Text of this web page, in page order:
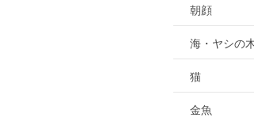
朝顔
海・ヤシの
猫
金魚